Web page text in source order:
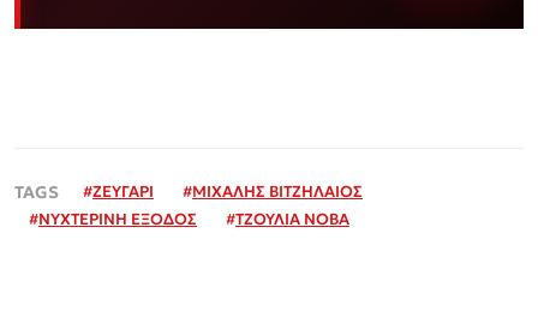
#ΖΕΥΓΑΡΙ #ΜΙΧΑΛΗΣ ΒΙΤΖΗΛΑΙΟΣ
#ΝΥΧΤΕΡΙΝΗ ΕΞΟΔΟΣ #ΤΖΟΥΛΙΑ ΝΟΒΑ